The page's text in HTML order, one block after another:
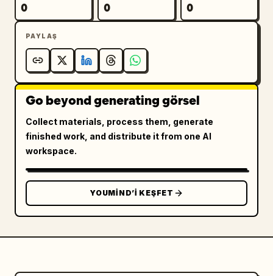
0 0 0
PAYLAŞ
Go beyond generating görsel
Collect materials, process them, generate
finished work, and distribute it from one AI
workspace.
YOUMIND’I KEŞFET